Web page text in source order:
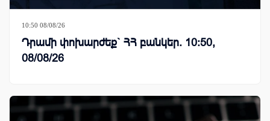
10:50 08/08/26
Դրամի փոխարժեք` ՀՀ բանկեր. 10:50,
08/08/26